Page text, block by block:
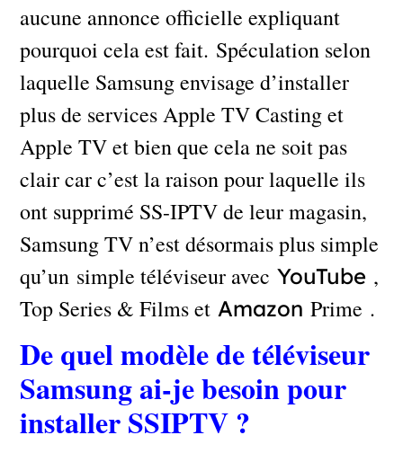
aucune annonce officielle expliquant
pourquoi cela est fait. Spéculation selon
laquelle Samsung envisage d’installer
plus de services Apple TV Casting et
Apple TV et bien que cela ne soit pas
clair car c’est la raison pour laquelle ils
ont supprimé SS-IPTV de leur magasin,
Samsung TV n’est désormais plus simple
qu’un simple téléviseur avecYouTube ,
Top Series & Films etAmazon Prime .
De quel modèle de téléviseur
Samsung ai-je besoin pour
installer SSIPTV ?